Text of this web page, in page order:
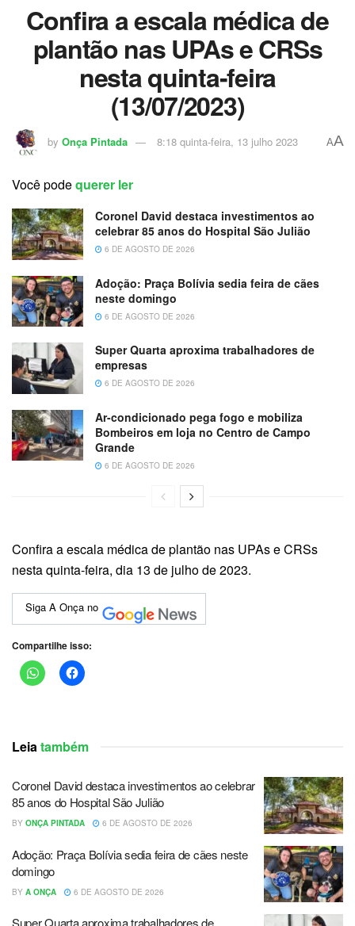
Confira a escala médica de
plantão nas UPAs e CRSs
nesta quinta-feira
(13/07/2023)
by Onça Pintada 8:18 quinta-feira, 13 julho 2023 AA
Você podequerer ler
Coronel David destaca investimentos ao
celebrar 85 anos do Hospital São Julião
6 DE AGOSTO DE 2026
Adoção: Praça Bolívia sedia feira de cães
neste domingo
6 DE AGOSTO DE 2026
Super Quarta aproxima trabalhadores de
empresas
6 DE AGOSTO DE 2026
Ar-condicionado pega fogo e mobiliza
Bombeiros em loja no Centro de Campo
Grande
6 DE AGOSTO DE 2026
Confira a escala médica de plantão nas UPAs e CRSs
nesta quinta-feira, dia 13 de julho de 2023.
Siga A Onça no
Compartilhe isso:
Leiatambém
Coronel David destaca investimentos ao celebrar
85 anos do Hospital São Julião
BY ONÇA PINTADA 6 DE AGOSTO DE 2026
Adoção: Praça Bolívia sedia feira de cães neste
domingo
BY A ONÇA 6 DE AGOSTO DE 2026